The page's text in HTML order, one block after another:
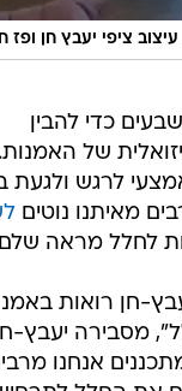
ציפי יעבץ חן ופז
כדי להבין
של
מאיתנו נוטים
לחלל מראה
חן רואות
מסבירה יעבץ-
אנחנו